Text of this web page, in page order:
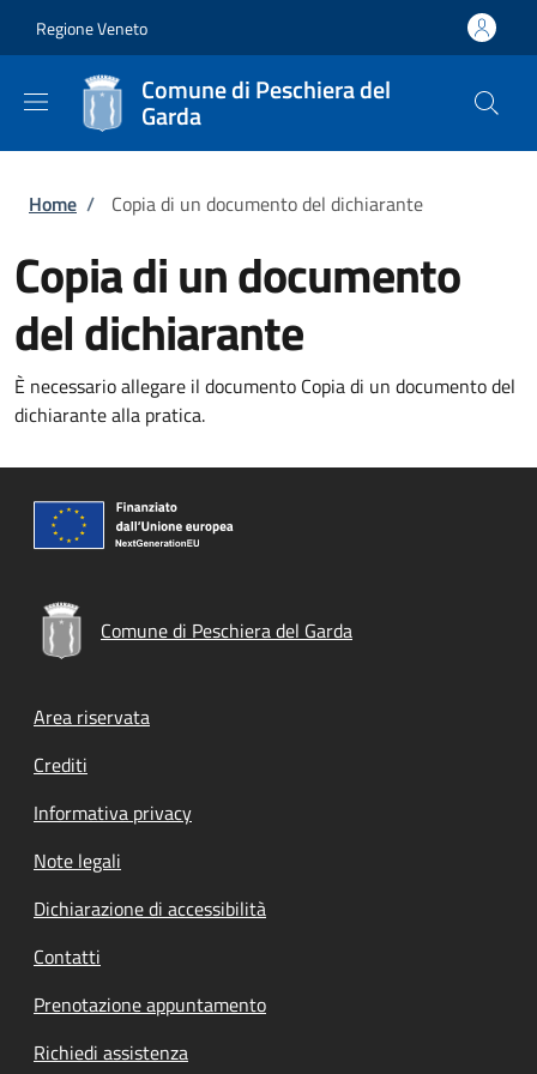
Regione Veneto
Comune di Peschiera del
Garda
Briciole di pane
Home / Copia di un documento del dichiarante
Copia di un documento
del dichiarante
È necessario allegare il documento Copia di un documento del
dichiarante alla pratica.
Comune di Peschiera del Garda
Footer menu
Area riservata
Crediti
Informativa privacy
Note legali
Dichiarazione di accessibilità
Contatti
Prenotazione appuntamento
Richiedi assistenza